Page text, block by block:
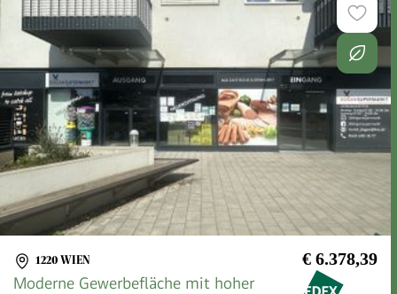
1220 WIEN € 6.378,39
Moderne Gewerbefläche mit hoher